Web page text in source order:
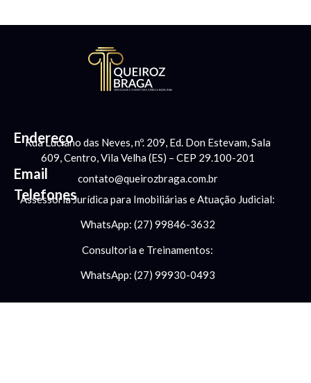
Endereço
Rua Luciano das Neves, nº. 209, Ed. Don Estevam, Sala
609, Centro, Vila Velha (ES) – CEP 29.100-201
Email contato@queirozbraga.com.br
Telefones
Assessoria Jurídica para Imobiliárias e Atuação Judicial:
WhatsApp: (27) 99846-3632
Consultoria e Treinamentos:
WhatsApp: (27) 99930-0493